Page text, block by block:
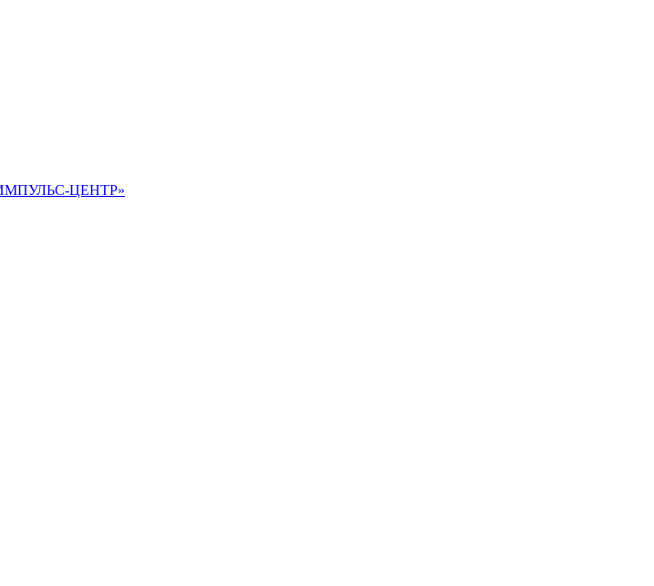
«ИМПУЛЬС-ЦЕНТР»